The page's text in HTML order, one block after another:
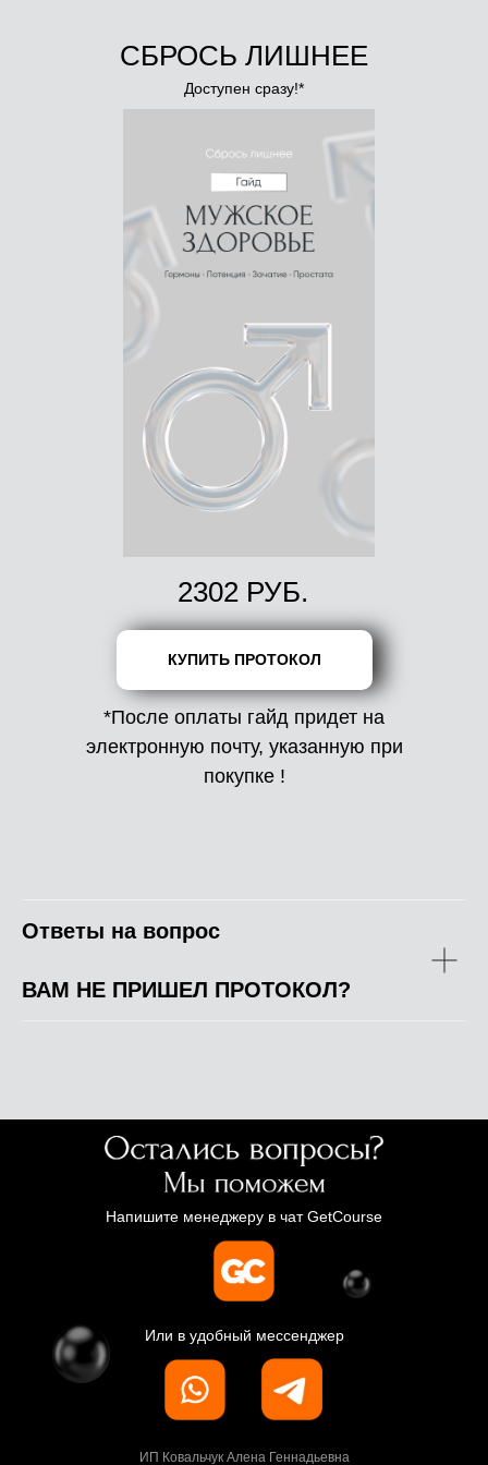
КУПИТЬ ПРОТОКОЛ
СБРОСЬ ЛИШНЕЕ
2302 РУБ.
*После оплаты гайд придет на
электронную почту, указанную при
покупке !
Доступен сразу!*
Ответы на вопрос
ВАМ НЕ ПРИШЕЛ ПРОТОКОЛ?
Напишите менеджеру в чат GetCourse
Или в удобный мессенджер
ИП Ковальчук Алена Геннадьевна